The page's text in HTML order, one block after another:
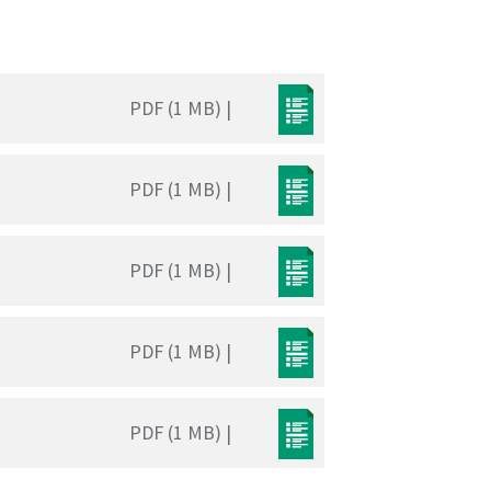
PDF (1 MB) |
PDF (1 MB) |
PDF (1 MB) |
PDF (1 MB) |
PDF (1 MB) |